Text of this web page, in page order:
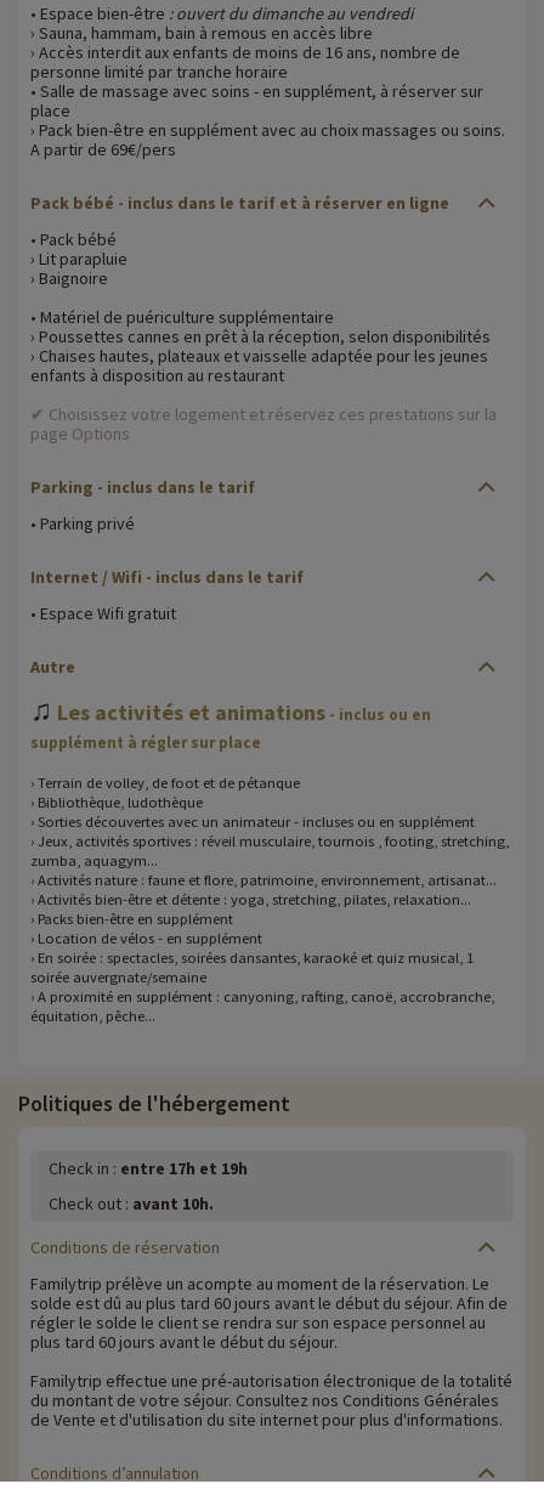
• Espace bien-être : ouvert du dimanche au vendredi
› Sauna, hammam, bain à remous en accès libre
› Accès interdit aux enfants de moins de 16 ans, nombre de
personne limité par tranche horaire
• Salle de massage avec soins - en supplément, à réserver sur
place
› Pack bien-être en supplément avec au choix massages ou soins.
A partir de 69€/pers
Pack bébé - inclus dans le tarif et à réserver en ligne
• Pack bébé
› Lit parapluie
› Baignoire
• Matériel de puériculture supplémentaire
› Poussettes cannes en prêt à la réception, selon disponibilités
› Chaises hautes, plateaux et vaisselle adaptée pour les jeunes
enfants à disposition au restaurant
✔ Choisissez votre logement et réservez ces prestations sur la
page Options
Parking - inclus dans le tarif
• Parking privé
Internet / Wifi - inclus dans le tarif
• Espace Wifi gratuit
Autre
♫ Les activités et animations - inclus ou en
supplément à régler sur place
› Terrain de volley, de foot et de pétanque
› Bibliothèque, ludothèque
› Sorties découvertes avec un animateur - incluses ou en supplément
› Jeux, activités sportives : réveil musculaire, tournois , footing, stretching,
zumba, aquagym...
› Activités nature : faune et flore, patrimoine, environnement, artisanat...
› Activités bien-être et détente : yoga, stretching, pilates, relaxation...
› Packs bien-être en supplément
› Location de vélos - en supplément
› En soirée : spectacles, soirées dansantes, karaoké et quiz musical, 1
soirée auvergnate/semaine
› A proximité en supplément : canyoning, rafting, canoë, accrobranche,
équitation, pêche...
Politiques de l'hébergement
Check in : entre 17h et 19h
Check out : avant 10h.
Conditions de réservation
Familytrip prélève un acompte au moment de la réservation. Le
solde est dû au plus tard 60 jours avant le début du séjour. Afin de
régler le solde le client se rendra sur son espace personnel au
plus tard 60 jours avant le début du séjour.
Familytrip effectue une pré-autorisation électronique de la totalité
du montant de votre séjour. Consultez nos Conditions Générales
de Vente et d'utilisation du site internet pour plus d'informations.
Conditions d’annulation